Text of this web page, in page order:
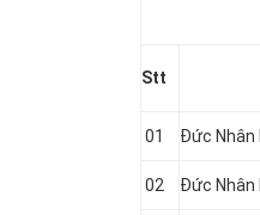
Stt
01 Đức Nhân
02 Đức Nhân